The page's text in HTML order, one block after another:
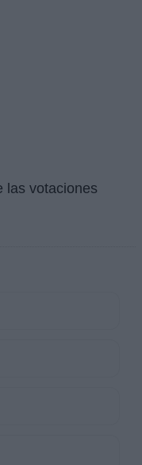
las votaciones